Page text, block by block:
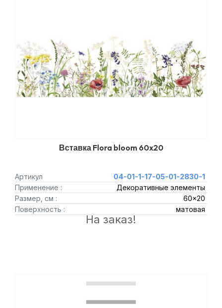
Вставка Flora bloom 60x20
Артикул
04-01-1-17-05-01-2830-1
Применение :
Декоративные элементы
Размер, см :
60x20
Поверхность :
матовая
На заказ!